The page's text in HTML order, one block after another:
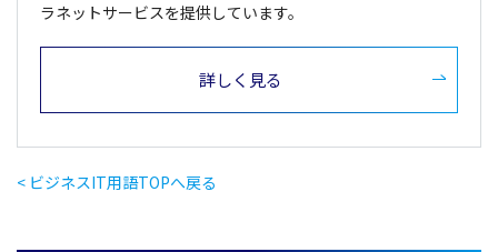
ラネットサービスを提供しています。
詳しく見る
< ビジネスIT用語TOPへ戻る